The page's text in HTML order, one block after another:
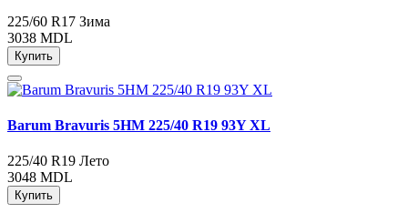
225/60 R17 Зима
3038 MDL
Купить
Barum Bravuris 5HM 225/40 R19 93Y XL
225/40 R19 Лето
3048 MDL
Купить